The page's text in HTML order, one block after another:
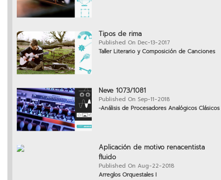
Tipos de rima
Published On Dec-13-2017
Taller Literario y Composición de Canciones
Neve 1073/1081
Published On Sep-11-2018
-Análisis de Procesadores Analógicos Clásicos
Aplicación de motivo renacentista
fluido
Published On Aug-22-2018
Arreglos Orquestales I